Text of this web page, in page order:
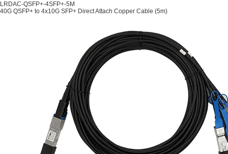
LRDAC-QSFP+-4SFP+-5M
40G QSFP+ to 4x10G SFP+ Direct Attach Copper Cable (5m)